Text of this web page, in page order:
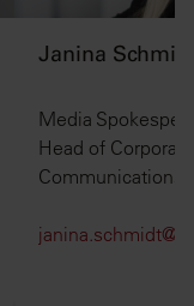
Janina
Media
Head of Corporate
Communications